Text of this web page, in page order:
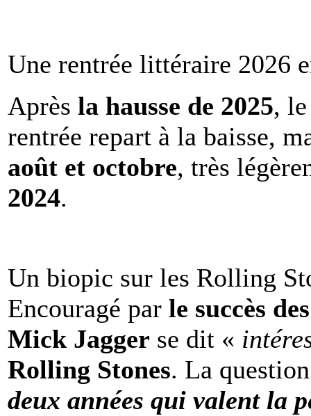
Une rentrée littéraire 2026
Après la hausse de 2025,
rentrée repart à la baisse,
août et octobre, très
2024.
Un biopic sur les Rolling
Encouragé par le succès
Mick Jagger se dit «
Rolling Stones. La
deux années qui valent la